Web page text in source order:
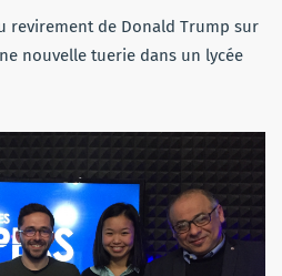
revirement de Donald Trump sur
nouvelle tuerie dans un lycée